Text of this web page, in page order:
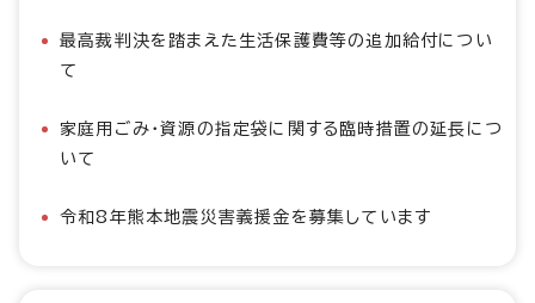
最高裁判決を踏まえた生活保護費等の追加給付につい
て
家庭用ごみ・資源の指定袋に関する臨時措置の延長につ
いて
令和8年熊本地震災害義援金を募集しています